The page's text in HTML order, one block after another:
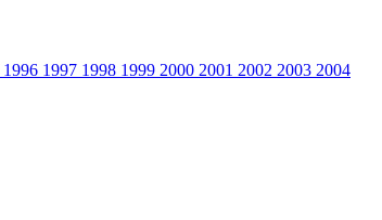
1996 1997 1998 1999 2000 2001 2002 2003 2004